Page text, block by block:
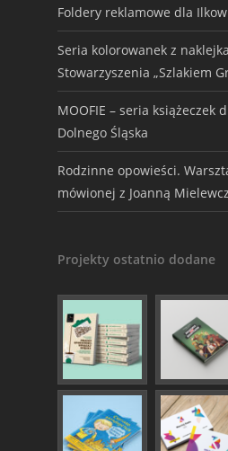
Foldery reklamowe dla
Seria kolorowanek z
Stowarzyszenia „Szlakiem
MOOFIE – seria książeczek
Dolnego Śląska
Rodzinne opowieści.
mówionej z Joanną
Projekty ostatnio dodane